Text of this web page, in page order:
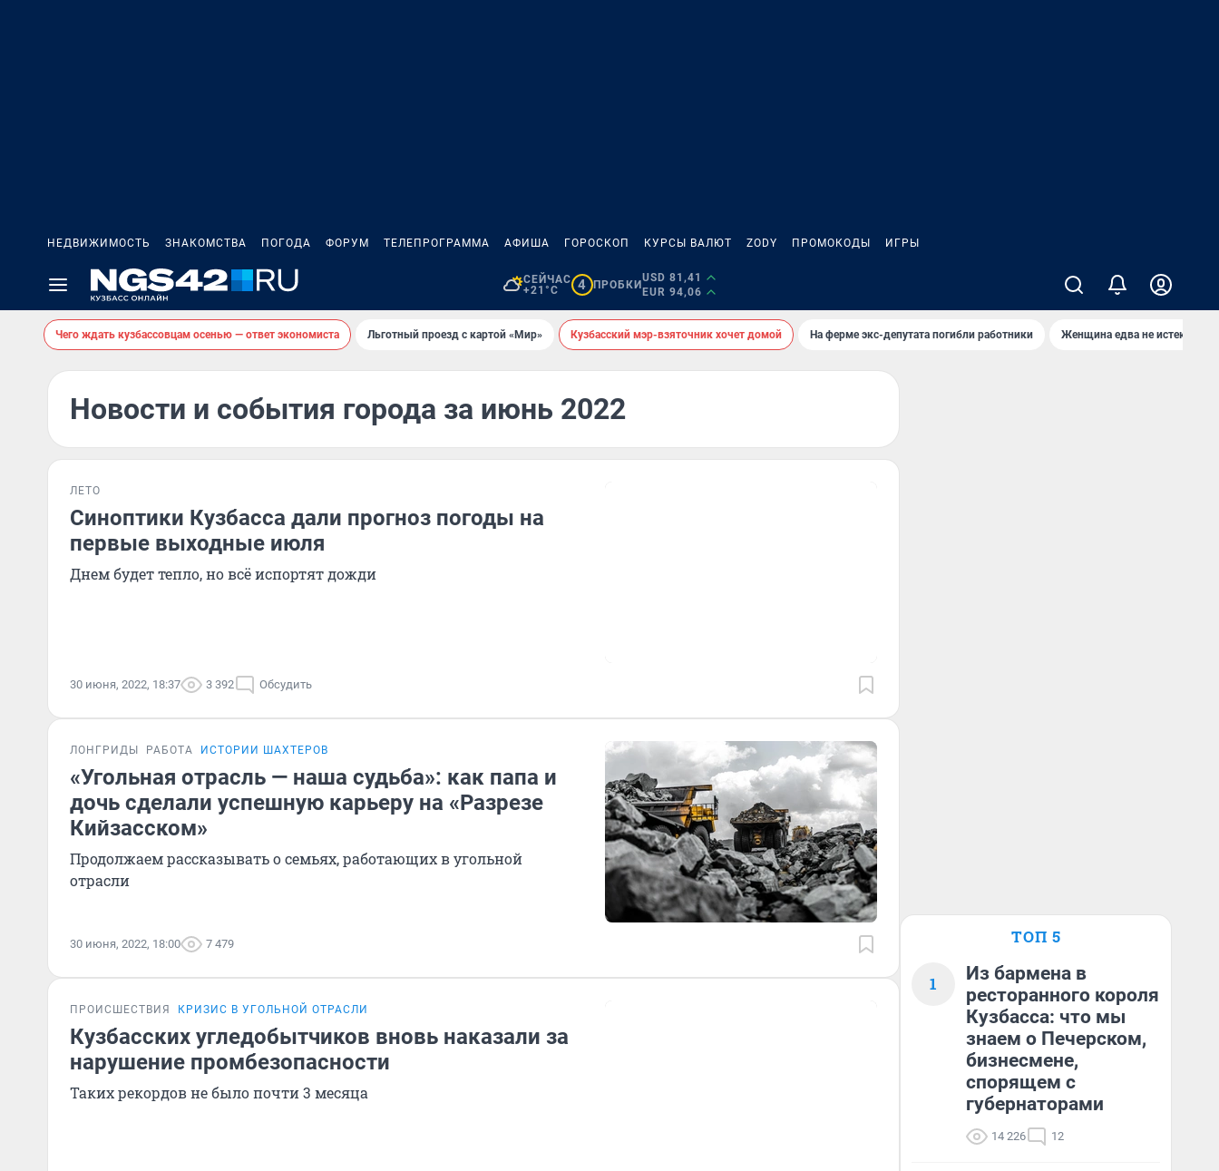
НЕДВИЖИМОСТЬ ЗНАКОМСТВА ПОГОДА ФОРУМ ТЕЛЕПРОГРАММА АФИША ГОРОСКОП КУРСЫ ВАЛЮТ ZODY ПРОМОКОДЫ ИГРЫ
СЕЙЧАС
+21°C
4 ПРОБКИ
USD 81,41
EUR 94,06
Чего ждать кузбассовцам осенью — ответ экономиста Льготный проезд с картой «Мир» Кузбасский мэр-взяточник хочет домой На ферме экс-депутата погибли работники Женщина едва не истекла
Новости и события города за июнь 2022
ЛЕТО
Синоптики Кузбасса дали прогноз погоды на
первые выходные июля
Днем будет тепло, но всё испортят дожди
30 июня, 2022, 18:37 3 392 Обсудить
ЛОНГРИДЫ РАБОТА ИСТОРИИ ШАХТЕРОВ
«Угольная отрасль — наша судьба»: как папа и
дочь сделали успешную карьеру на «Разрезе
Кийзасском»
Продолжаем рассказывать о семьях, работающих в угольной
отрасли
30 июня, 2022, 18:00 7 479
ПРОИСШЕСТВИЯ КРИЗИС В УГОЛЬНОЙ ОТРАСЛИ
Кузбасских угледобытчиков вновь наказали за
нарушение промбезопасности
Таких рекордов не было почти 3 месяца
ТОП 5
1
Из бармена в
ресторанного короля
Кузбасса: что мы
знаем о Печерском,
бизнесмене,
спорящем с
губернаторами
14 226 12